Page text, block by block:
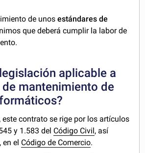
de unosestándares de
que deberá cumplir la labor de
aplicable a
mantenimiento de
este contrato se rige por los artículos
y 1.583 del Código Civil, así
en el Código de Comercio.